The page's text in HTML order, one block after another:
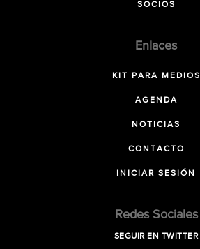
SOCIOS
Enlaces
KIT PARA MEDIOS
AGENDA
NOTICIAS
CONTACTO
INICIAR SESIÓN
Redes Sociales
SEGUIR EN TWITTER